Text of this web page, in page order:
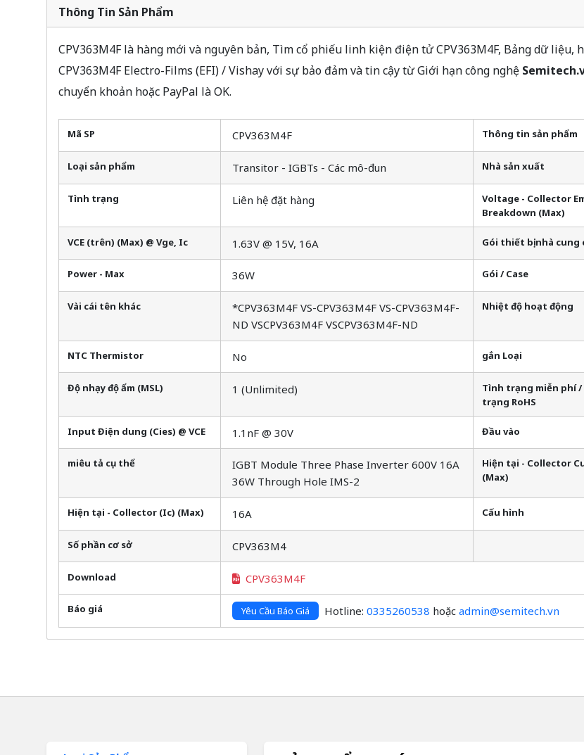
Thông Tin Sản Phẩm
CPV363M4F là hàng mới và nguyên bản, Tìm cổ phiếu linh kiện điện tử CPV363M4F, Bảng dữ liệu,
CPV363M4F Electro-Films (EFI) / Vishay với sự bảo đảm và tin cậy từ Giới hạn công nghệ
chuyển khoản hoặc PayPal là OK.
Mã SP CPV363M4F Thông tin sản phẩm
Loại sản phẩm Transitor - IGBTs - Các mô-đun Nhà sản xuất
Tình trạng Liên hệ đặt hàng
Voltage - Collector
Breakdown (Max)
VCE (trên) (Max) @ Vge, Ic 1.63V @ 15V, 16A Gói thiết bị nhà cung
Power - Max 36W Gói / Case
Vài cái tên khác
*CPV363M4F VS-CPV363M4F VS-CPV363M4F-
ND VSCPV363M4F VSCPV363M4F-ND
Nhiệt độ hoạt động
NTC Thermistor No gắn Loại
Độ nhạy độ ẩm (MSL) 1 (Unlimited)
Tình trạng miễn phí /
trạng RoHS
Input Điện dung (Cies) @ VCE 1.1nF @ 30V Đầu vào
miêu tả cụ thể
IGBT Module Three Phase Inverter 600V 16A
36W Through Hole IMS-2
Hiện tại - Collector
(Max)
Hiện tại - Collector (Ic) (Max) 16A Cấu hình
Số phần cơ sở CPV363M4
Download CPV363M4F
Báo giá Yêu Cầu Báo Giá Hotline: 0335260538 hoặc admin@semitech.vn